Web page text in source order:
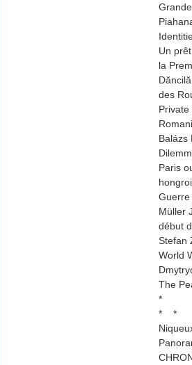
Un
la
des
Balázs
Paris
Müller
début
Stefan
World
The
*
* *